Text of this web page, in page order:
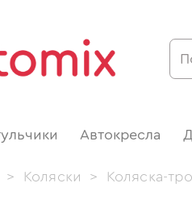
Автокресла
> Коляски > Коляска-